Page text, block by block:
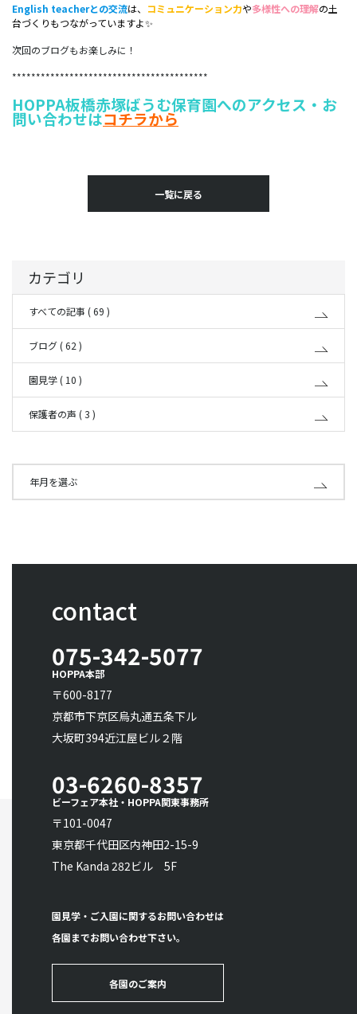
English teacherとの交流は、 コミュニケーション力や多様性への理解の土
台づくりもつながっていますよ✨
次回のブログもお楽しみに！
*****************************************
HOPPA板橋赤塚ばうむ保育園へのアクセス・お
問い合わせはコチラから
一覧に戻る
カテゴリ
すべての記事 ( 69 )
ブログ ( 62 )
園見学 ( 10 )
保護者の声 ( 3 )
年月を選ぶ
contact
075-342-5077
HOPPA本部
〒600-8177
京都市下京区烏丸通五条下ル
大坂町394近江屋ビル２階
03-6260-8357
ビーフェア本社・HOPPA関東事務所
〒101-0047
東京都千代田区内神田2-15-9
The Kanda 282ビル 5F
園見学・ご入園に関するお問い合わせは
各園までお問い合わせ下さい。
各園のご案内